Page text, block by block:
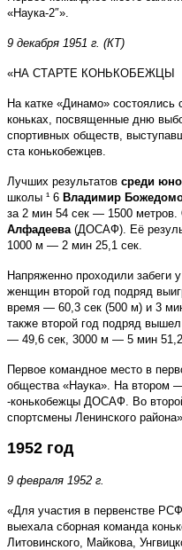
«Наука-2″».
9 декабря 1951 г. (КТ)
«НА СТАРТЕ КОНЬКОБЕЖЦЫ
На катке «Динамо» состоялись
коньках, посвященные дню
спортивных обществ,
ста конькобежцев.
Лучших результатов среди
школы ¹ 6 Владимир
за 2 мин 54 сек — 1500 метров.
Алфадеева (ДОСАФ). Её
1000 м — 2 мин 25,1 сек.
Напряженно проходили
женщин второй год подряд
время — 60,3 сек (500 м) и 3
также второй год подряд
— 49,6 сек, 3000 м — 5 мин 51,2
Первое командное место в
общества «Наука». На втором
-конькобежцы ДОСАФ. Во
спортсмены Ленинского района».
1952 год
9 февраля 1952 г.
«Для участия в первенстве
выехала сборная команда
Литовинского, Майкова,